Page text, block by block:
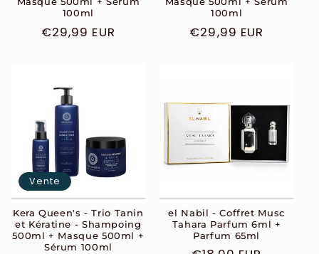
100ml
Prix
€29,99 EUR
100ml
Prix
€29,99 EUR
Vente
Kera Queen's - Trio Tanin
et Kératine - Shampoing
500ml + Masque 500ml +
Sérum 100ml
el Nabil - Coffret Musc
Tahara Parfum 6ml +
Parfum 65ml